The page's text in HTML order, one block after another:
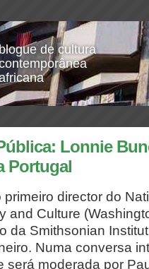
de cultura
Lonnie
Portugal
director do
and Culture
da Smithsonian
Numa conversa
será moderada por